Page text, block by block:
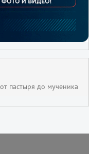
пастыря до мученика